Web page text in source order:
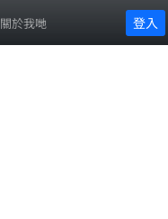
關於我哋 登入